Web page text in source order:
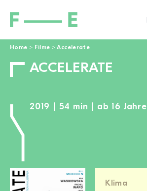
Home > Filme >Accelerate
ACCELERATE
2019 | 54 min | ab 16 Jahre
Klima
FILME
POP-UP KINO
ÜBER UNS
Suchen
nach:
ZUR FILMSUCHE